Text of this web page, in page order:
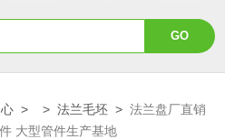
> >法兰毛坯 >法兰盘厂直销
大型管件生产基地